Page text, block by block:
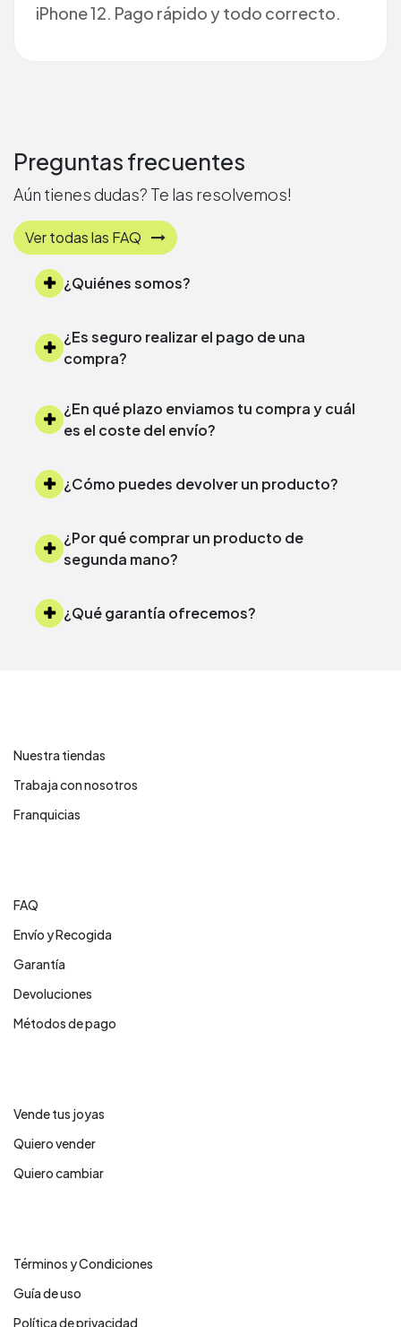
iPhone 12. Pago rápido y todo correcto.
Preguntas frecuentes
Aún tienes dudas? Te las resolvemos!
Ver todas las FAQ
¿Quiénes somos?
¿Es seguro realizar el pago de una
compra?
¿En qué plazo enviamos tu compra y cuál
es el coste del envío?
¿Cómo puedes devolver un producto?
¿Por qué comprar un producto de
segunda mano?
¿Qué garantía ofrecemos?
Nuestra tiendas
Trabaja con nosotros
Franquicias
FAQ
Envío y Recogida
Garantía
Devoluciones
Métodos de pago
Vende tus joyas
Quiero vender
Quiero cambiar
Términos y Condiciones
Guía de uso
Política de privacidad